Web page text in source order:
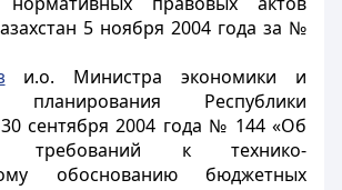
5 ноября 2004 года за №
и.о. Министра экономики и
планирования Республики
30 сентября 2004 года № 144 «Об
требований к технико-
обоснованию бюджетных